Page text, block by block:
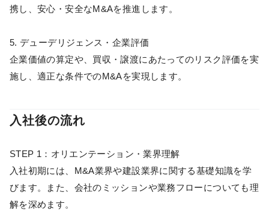
携し、安心・安全なM&Aを推進します。
5. デューデリジェンス・企業評価
企業価値の算定や、買収・譲渡にあたってのリスク評価を実
施し、適正な条件でのM&Aを実現します。
入社後の流れ
STEP 1：オリエンテーション・業界理解
入社初期には、M&A業界や建設業界に関する基礎知識を学
びます。​また、会社のミッションや業務フローについても理
解を深めます。​